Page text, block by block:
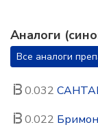
Аналоги
Все аналоги
0.032
0.022